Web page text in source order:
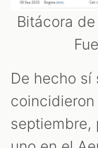
Bitácora
De hecho sí
coincidieron
septiembre,